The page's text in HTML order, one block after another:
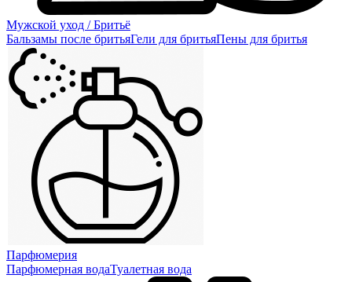
Мужской уход / Бритьё
Бальзамы после бритьяГели для бритьяПены для бритья
Парфюмерия
Парфюмерная водаТуалетная вода